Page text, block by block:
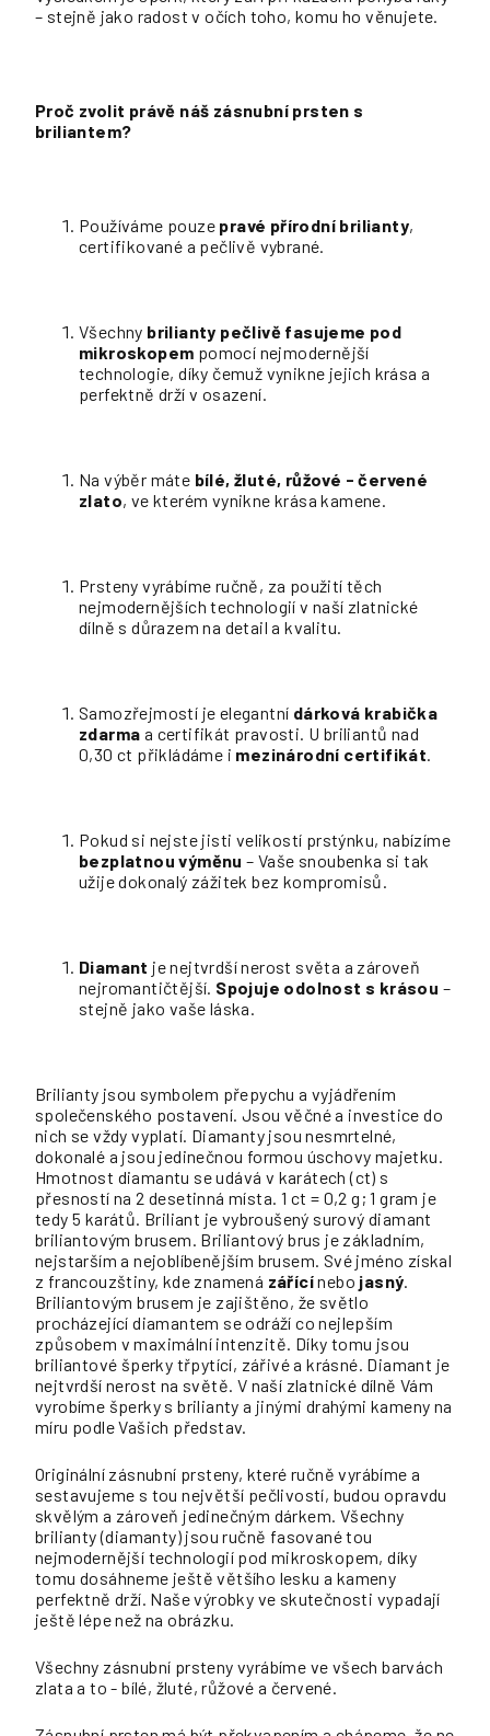
– stejně jako radost v očích toho, komu ho věnujete.
Proč zvolit právě náš zásnubní prsten s
briliantem?
Používáme pouze pravé přírodní brilianty,
certifikované a pečlivě vybrané.
Všechny brilianty pečlivě fasujeme pod
mikroskopem pomocí nejmodernější
technologie, díky čemuž vynikne jejich krása a
perfektně drží v osazení.
Na výběr máte bílé, žluté, růžové - červené
zlato, ve kterém vynikne krása kamene.
Prsteny vyrábíme ručně, za použití těch
nejmodernějších technologií v naší zlatnické
dílně s důrazem na detail a kvalitu.
Samozřejmostí je elegantní dárková krabička
zdarma a certifikát pravosti. U briliantů nad
0,30 ct přikládáme i mezinárodní certifikát.
Pokud si nejste jisti velikostí prstýnku, nabízíme
bezplatnou výměnu – Vaše snoubenka si tak
užije dokonalý zážitek bez kompromisů.
Diamant je nejtvrdší nerost světa a zároveň
nejromantičtější. Spojuje odolnost s krásou –
stejně jako vaše láska.
Brilianty jsou symbolem přepychu a vyjádřením
společenského postavení. Jsou věčné a investice do
nich se vždy vyplatí. Diamanty jsou nesmrtelné,
dokonalé a jsou jedinečnou formou úschovy majetku.
Hmotnost diamantu se udává v karátech (ct) s
přesností na 2 desetinná místa. 1 ct = 0,2 g; 1 gram je
tedy 5 karátů. Briliant je vybroušený surový diamant
briliantovým brusem. Briliantový brus je základním,
nejstarším a nejoblíbenějším brusem. Své jméno získal
z francouzštiny, kde znamená zářícínebo jasný.
Briliantovým brusem je zajištěno, že světlo
procházející diamantem se odráží co nejlepším
způsobem v maximální intenzitě. Díky tomu jsou
briliantové šperky třpytící, zářivé a krásné. Diamant je
nejtvrdší nerost na světě. V naší zlatnické dílně Vám
vyrobíme šperky s brilianty a jinými drahými kameny na
míru podle Vašich představ.
Originální zásnubní prsteny, které ručně vyrábíme a
sestavujeme s tou největší pečlivostí, budou opravdu
skvělým a zároveň jedinečným dárkem. Všechny
brilianty (diamanty) jsou ručně fasované tou
nejmodernější technologií pod mikroskopem, díky
tomu dosáhneme ještě většího lesku a kameny
perfektně drží. Naše výrobky ve skutečnosti vypadají
ještě lépe než na obrázku.
Všechny zásnubní prsteny vyrábíme ve všech barvách
zlata a to - bílé, žluté, růžové a červené.